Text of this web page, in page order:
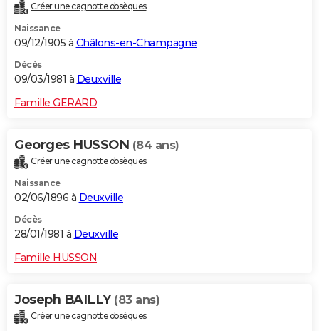
Créer une cagnotte obsèques
Naissance
09/12/1905 à Châlons-en-Champagne
Décès
09/03/1981 à Deuxville
Famille GERARD
Georges HUSSON (84 ans)
Créer une cagnotte obsèques
Naissance
02/06/1896 à Deuxville
Décès
28/01/1981 à Deuxville
Famille HUSSON
Joseph BAILLY (83 ans)
Créer une cagnotte obsèques